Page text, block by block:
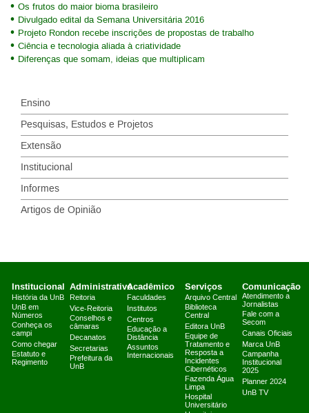
Os frutos do maior bioma brasileiro
Divulgado edital da Semana Universitária 2016
Projeto Rondon recebe inscrições de propostas de trabalho
Ciência e tecnologia aliada à criatividade
Diferenças que somam, ideias que multiplicam
Ensino
Pesquisas, Estudos e Projetos
Extensão
Institucional
Informes
Artigos de Opinião
Institucional
História da UnB
UnB em
Números
Conheça os
campi
Como chegar
Estatuto e
Regimento
Administrativo
Reitoria
Vice-Reitoria
Conselhos e
câmaras
Decanatos
Secretarias
Prefeitura da
UnB
Acadêmico
Faculdades
Institutos
Centros
Educação a
Distância
Assuntos
Internacionais
Serviços
Arquivo Central
Biblioteca
Central
Editora UnB
Equipe de
Tratamento e
Resposta a
Incidentes
Cibernéticos
Fazenda Água
Limpa
Hospital
Universitário
Comunicação
Atendimento a
Jornalistas
Fale com a
Secom
Canais Oficiais
Marca UnB
Campanha
Institucional
2025
Planner 2024
UnB TV